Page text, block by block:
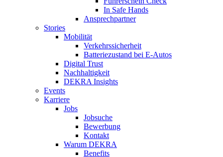
In Safe Hands
Ansprechpartner
Stories
Mobilität
Verkehrssicherheit
Batteriezustand bei E-Autos
Digital Trust
Nachhaltigkeit
DEKRA Insights
Events
Karriere
Jobs
Jobsuche
Bewerbung
Kontakt
Warum DEKRA
Benefits